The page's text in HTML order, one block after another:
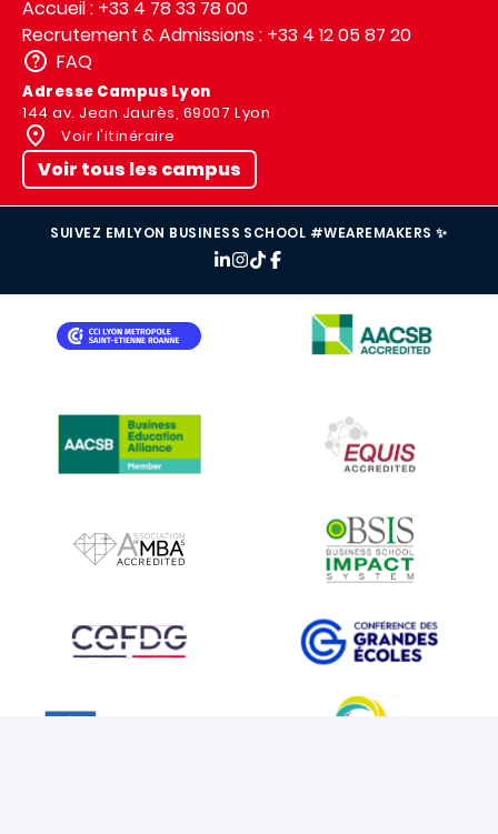
Accueil : +33 4 78 33 78 00
Recrutement & Admissions : +33 4 12 05 87 20
FAQ
Adresse Campus Lyon
144 av. Jean Jaurès, 69007 Lyon
Voir l'itinéraire
Voir tous les campus
SUIVEZ EMLYON BUSINESS SCHOOL #WEAREMAKERS ✨
IMAGE
IMAGE
IMAGE
IMAGE
IMAGE IMAGE